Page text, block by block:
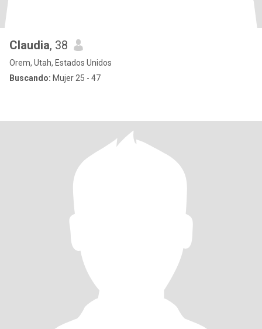
Claudia, 38
Orem, Utah, Estados Unidos
Buscando: Mujer 25 - 47